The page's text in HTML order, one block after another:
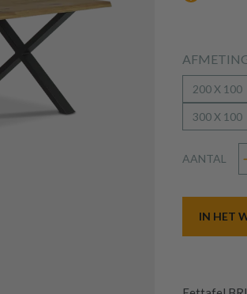
200 X 100
300 X 100
AANTAL
IN HET